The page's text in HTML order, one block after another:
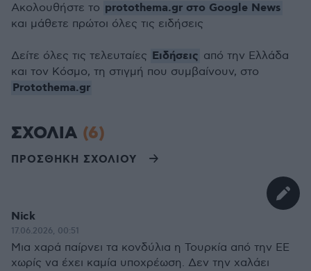
Ακολουθήστε το protothema.gr στο Google News
και μάθετε πρώτοι όλες τις ειδήσεις
Δείτε όλες τις τελευταίες Ειδήσεις από την Ελλάδα
και τον Κόσμο, τη στιγμή που συμβαίνουν, στο
Protothema.gr
ΣΧΟΛΙΑ (6)
ΠΡΟΣΘΗΚΗ ΣΧΟΛΙΟΥ
Nick
17.06.2026, 00:51
Μια χαρά παίρνει τα κονδύλια η Τουρκία από την ΕΕ
χωρίς να έχει καμία υποχρέωση. Δεν την χαλάει